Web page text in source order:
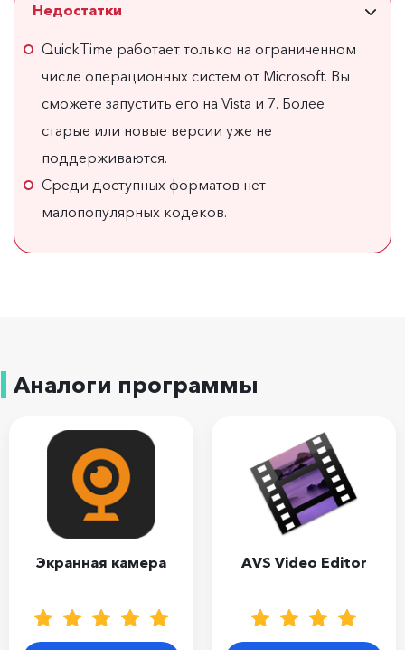
Недостатки
QuickTime работает только на ограниченном
числе операционных систем от Microsoft. Вы
сможете запустить его на Vista и 7. Более
старые или новые версии уже не
поддерживаются.
Среди доступных форматов нет
малопопулярных кодеков.
Аналоги программы
Экранная камера AVS Video Editor